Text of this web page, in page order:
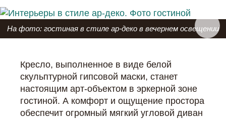
На фото: гостиная в стиле ар-деко в вечернем освещении
Кресло, выполненное в виде белой
скульптурной гипсовой маски, станет
настоящим арт-объектом в эркерной зоне
гостиной. А комфорт и ощущение простора
обеспечит огромный мягкий угловой диван